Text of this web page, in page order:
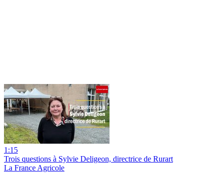
1:15
Trois questions à Sylvie Deligeon, directrice de Rurart
La France Agricole